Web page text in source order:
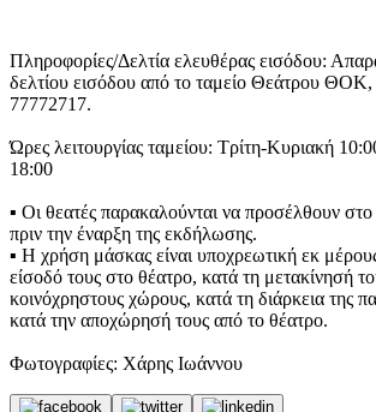
Πληροφορίες/Δελτία ελευθέρας εισόδου:
δελτίου εισόδου από το ταμείο Θεάτρου
77772717.
Ώρες λειτουργίας ταμείου: Τρίτη-Κυριακή
18:00
▪ Οι θεατές παρακαλούνται να προσέλθουν
πριν την έναρξη της εκδήλωσης.
▪ H χρήση μάσκας είναι υποχρεωτική εκ
είσοδό τους στο θέατρο, κατά τη μετακίνησή
κοινόχρηστους χώρους, κατά τη διάρκεια της
κατά την αποχώρησή τους από το θέατρο.
Φωτογραφίες: Χάρης Ιωάννου